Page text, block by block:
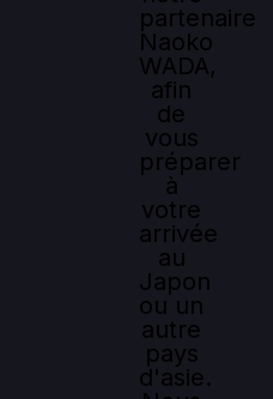
partenaire
Naoko
WADA,
afin
de
vous
préparer
à
votre
arrivée
au
Japon
ou un
autre
pays
d'asie.